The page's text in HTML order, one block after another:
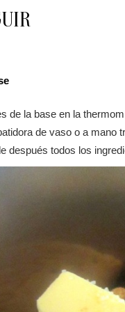
de la base en la
de vaso o a mano
después todos los